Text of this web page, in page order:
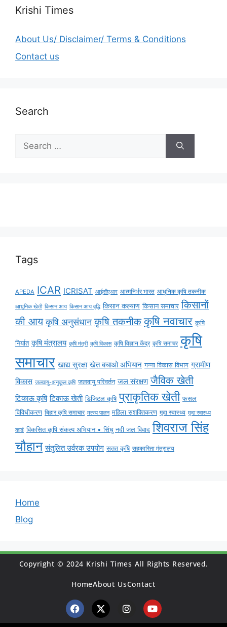
Krishi Times
About Us/ Disclaimer/ Terms & Conditions
Contact us
Search
Tags
APEDA ICAR ICRISAT आईसीएआर आत्मनिर्भर भारत आधुनिक कृषि तकनीक
आधुनिक खेती किसान आय किसान आय वृद्धि किसान कल्याण किसान समाचार किसानों
की आय कृषि अनुसंधान कृषि तकनीक कृषि नवाचार कृषि
निर्यात कृषि मंत्रालय कृषि मंत्री कृषि विकास कृषि विज्ञान केंद्र कृषि समाचर कृषि
समाचार खाद्य सुरक्षा खेत बचाओ अभियान गन्ना विकास विभाग ग्रामीण
विकास जलवायु-अनुकूल कृषि जलवायु परिवर्तन जल संरक्षण जैविक खेती
टिकाऊ कृषि टिकाऊ खेती डिजिटल कृषि प्राकृतिक खेती फसल
विविधीकरण बिहार कृषि समाचार मत्स्य पालन महिला सशक्तिकरण मृदा स्वास्थ्य मृदा स्वास्थ्य
कार्ड विकसित कृषि संकल्प अभियान • सिंधु नदी जल विवाद शिवराज सिंह
चौहान संतुलित उर्वरक उपयोग सतत कृषि सहकारिता मंत्रालय
Home
Blog
Copyright © 2024 Krishi Times All Rights Reserved.
HomeAbout UsContact